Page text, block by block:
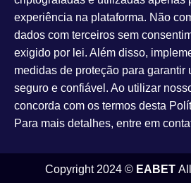
experiência na plataforma. Não
dados com terceiros sem
exigido por lei. Além disso,
medidas de proteção para garantir
seguro e confiável. Ao utilizar
concorda com os termos desta
Para mais detalhes, entre em
Copyright 2024 © EABETAll